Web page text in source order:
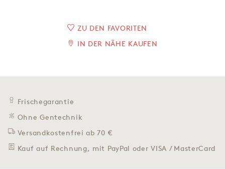
ZU DEN FAVORITEN
IN DER NÄHE KAUFEN
Frischegarantie
Ohne Gentechnik
Versandkostenfrei ab 70 €
Kauf auf Rechnung, mit PayPal oder VISA / MasterCard